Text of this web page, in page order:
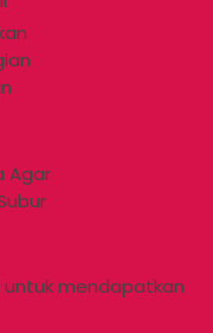
Agar
untuk mendapatkan